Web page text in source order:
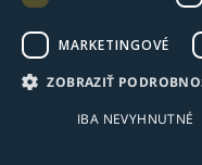
MARKETINGOVÉ
ZOBRAZIŤ
IBA NEVYHNUTNÉ